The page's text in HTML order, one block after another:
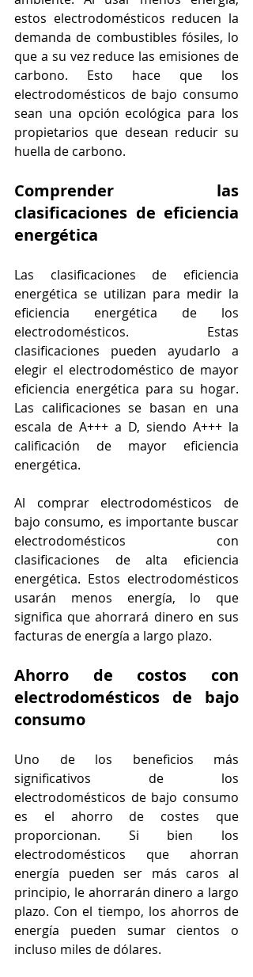
estos electrodomésticos reducen la
demanda de combustibles fósiles, lo
que a su vez reduce las emisiones de
carbono. Esto hace que los
electrodomésticos de bajo consumo
sean una opción ecológica para los
propietarios que desean reducir su
huella de carbono.
Comprender las
clasificaciones de eficiencia
energética
Las clasificaciones de eficiencia
energética se utilizan para medir la
eficiencia energética de los
electrodomésticos. Estas
clasificaciones pueden ayudarlo a
elegir el electrodoméstico de mayor
eficiencia energética para su hogar.
Las calificaciones se basan en una
escala de A+++ a D, siendo A+++ la
calificación de mayor eficiencia
energética.
Al comprar electrodomésticos de
bajo consumo, es importante buscar
electrodomésticos con
clasificaciones de alta eficiencia
energética. Estos electrodomésticos
usarán menos energía, lo que
significa que ahorrará dinero en sus
facturas de energía a largo plazo.
Ahorro de costos con
electrodomésticos de bajo
consumo
Uno de los beneficios más
significativos de los
electrodomésticos de bajo consumo
es el ahorro de costes que
proporcionan. Si bien los
electrodomésticos que ahorran
energía pueden ser más caros al
principio, le ahorrarán dinero a largo
plazo. Con el tiempo, los ahorros de
energía pueden sumar cientos o
incluso miles de dólares.